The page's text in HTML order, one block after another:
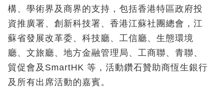
構、學術界及商界的支持，包括香港特區政府投
資推廣署、創新科技署、香港江蘇社團總會，江
蘇省發展改革委、科技廳、工信廳、生態環境
廳、文旅廳、地方金融管理局、工商聯、青聯、
貿促會及SmartHK 等，活動鑽石贊助商恆生銀行
及所有出席活動的嘉賓。